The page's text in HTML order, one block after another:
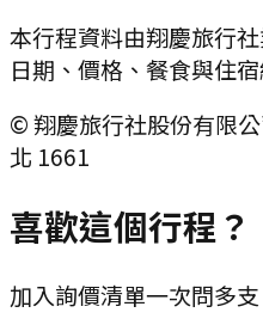
本行程資料由翔慶旅行
日期、價格、餐食與住
© 翔慶旅行社股份有限
北 1661
喜歡這個行程？
加入詢價清單一次問多